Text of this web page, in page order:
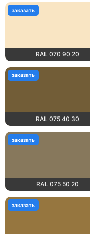
RAL 070 90 20
заказать
RAL 075 40 30
заказать
RAL 075 50 20
заказать
заказать